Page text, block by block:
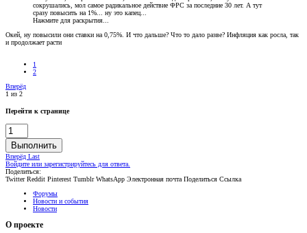
сокрушались, мол самое радикальное действие ФРС за последние 30 лет. А тут
сразу повысить на 1%... ну это капец...
Нажмите для раскрытия...
Окей, ну повысили они ставки на 0,75%. И что дальше? Что то дало разве? Инфляция как росла, так
и продолжает расти
1
2
Вперёд
1 из 2
Перейти к странице
Выполнить
Вперёд Last
Войдите или зарегистрируйтесь для ответа.
Поделиться:
Twitter Reddit Pinterest Tumblr WhatsApp Электронная почта Поделиться Ссылка
Форумы
Новости и события
Новости
О проекте